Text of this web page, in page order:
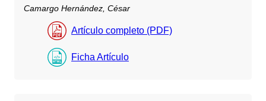
Camargo Hernández, César
Artículo completo (PDF)
Ficha Artículo